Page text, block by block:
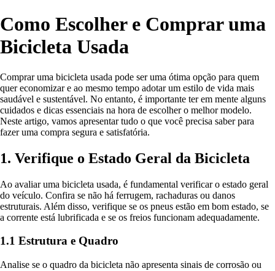
Como Escolher e Comprar uma
Bicicleta Usada
Comprar uma bicicleta usada pode ser uma ótima opção para quem
quer economizar e ao mesmo tempo adotar um estilo de vida mais
saudável e sustentável. No entanto, é importante ter em mente alguns
cuidados e dicas essenciais na hora de escolher o melhor modelo.
Neste artigo, vamos apresentar tudo o que você precisa saber para
fazer uma compra segura e satisfatória.
1. Verifique o Estado Geral da Bicicleta
Ao avaliar uma bicicleta usada, é fundamental verificar o estado geral
do veículo. Confira se não há ferrugem, rachaduras ou danos
estruturais. Além disso, verifique se os pneus estão em bom estado, se
a corrente está lubrificada e se os freios funcionam adequadamente.
1.1 Estrutura e Quadro
Analise se o quadro da bicicleta não apresenta sinais de corrosão ou